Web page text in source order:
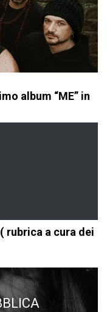
album “ME” in
rubrica a cura dei